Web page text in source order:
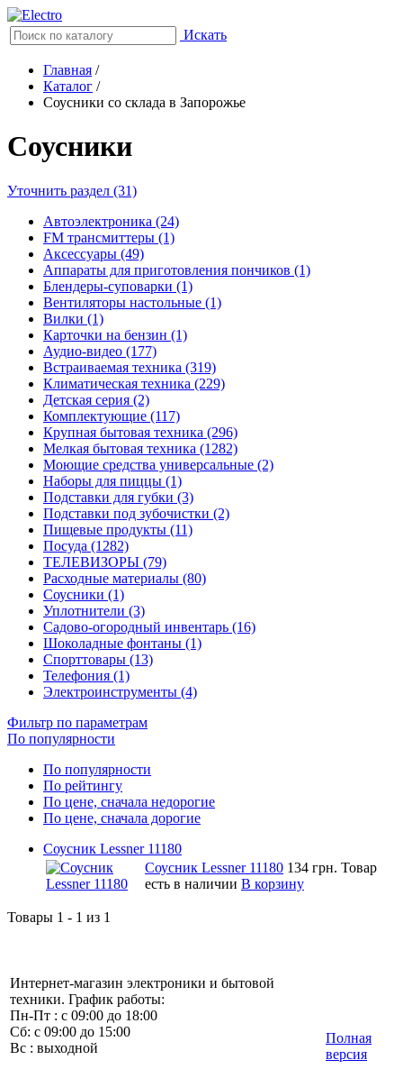
Искать
Главная /
Каталог /
Соусники со склада в Запорожье
Соусники
Уточнить раздел (31)
Автоэлектроника (24)
FM трансмиттеры (1)
Аксессуары (49)
Аппараты для приготовления пончиков (1)
Блендеры-суповарки (1)
Вентиляторы настольные (1)
Вилки (1)
Карточки на бензин (1)
Аудио-видео (177)
Встраиваемая техника (319)
Климатическая техника (229)
Детская серия (2)
Комплектующие (117)
Крупная бытовая техника (296)
Мелкая бытовая техника (1282)
Моющие средства универсальные (2)
Наборы для пиццы (1)
Подставки для губки (3)
Подставки под зубочистки (2)
Пищевые продукты (11)
Посуда (1282)
ТЕЛЕВИЗОРЫ (79)
Расходные материалы (80)
Соусники (1)
Уплотнители (3)
Садово-огородный инвентарь (16)
Шоколадные фонтаны (1)
Спорттовары (13)
Телефония (1)
Электроинструменты (4)
Фильтр по параметрам
По популярности
По популярности
По рейтингу
По цене, сначала недорогие
По цене, сначала дорогие
Соусник Lessner 11180
Соусник Lessner 11180 134 грн. Товар
есть в наличии В корзину
Товары 1 - 1 из 1
Интернет-магазин электроники и бытовой
техники. График работы:
Пн-Пт : с 09:00 до 18:00
Сб: с 09:00 до 15:00
Вс : выходной
Полная
версия